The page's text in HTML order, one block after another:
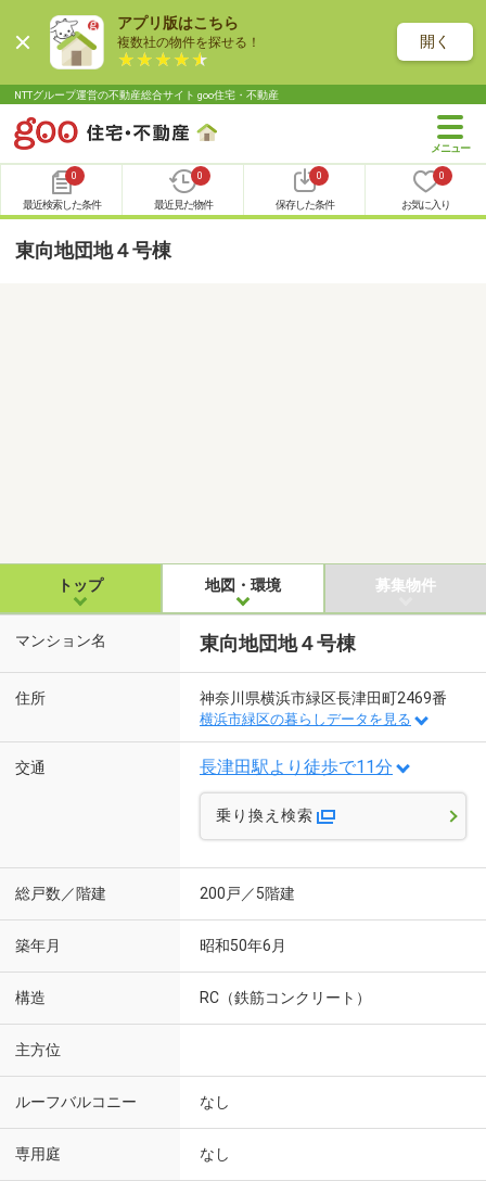
アプリ版はこちら
複数社の物件を探せる！ 開く
NTTグループ運営の不動産総合サイト goo住宅・不動産
0
最近検索した条件
0
最近見た物件
0
保存した条件
0
お気に入り
東向地団地４号棟
トップ 地図・環境 募集物件
マンション名 東向地団地４号棟
住所 神奈川県横浜市緑区長津田町2469番
横浜市緑区の暮らしデータを見る
交通 長津田駅より徒歩で11分
乗り換え検索
総戸数／階建 200戸／5階建
築年月 昭和50年6月
構造 RC（鉄筋コンクリート）
主方位
ルーフバルコニー なし
専用庭 なし